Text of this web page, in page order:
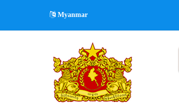
main
Myanmar